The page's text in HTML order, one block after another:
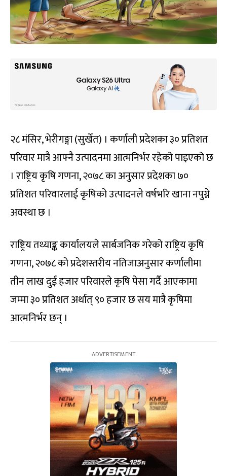
२८ मंसिर, भेरीगङ्गा (सुर्खेत) । कर्णाली प्रदेशका ३० प्रतिशत
परिवार मात्रै आफ्नै उत्पादनमा आत्मनिर्भर रहेको पाइएको छ
। राष्ट्रिय कृषि गणना, २०७८ का अनुसार प्रदेशका ७०
प्रतिशत परिवारलाई कृषिको उत्पादनले वर्षभरि खाना नपुग्ने
अवस्था छ ।
राष्ट्रिय तथ्याङ्क कार्यालयले सार्बजनिक गरेको राष्ट्रिय कृषि
गणना, २०७८ को प्रदेशस्तरीय नतिजाअनुसार कर्णालीमा
तीन लाख दुई हजार परिवारले कृषि पेसा गर्दै आएकामा
जम्मा ३० प्रतिशत अर्थात् ९० हजार छ सय मात्रै कृषिमा
आत्मनिर्भर छन् ।